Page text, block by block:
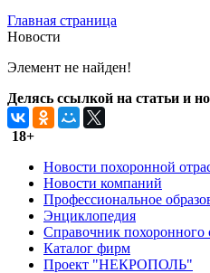
Главная страница
Новости
Элемент не найден!
Делясь ссылкой на статьи и
18+
Новости похоронной
Новости компаний
Профессиональное
Энциклопедия
Справочник похоронного
Каталог фирм
Проект "НЕКРОПОЛЬ"